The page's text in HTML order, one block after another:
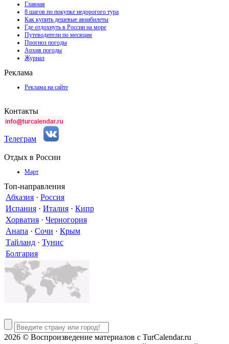
Главная
8 шагов по покупке недорогого тура
Как купить дешевые авиабилеты
Где отдохнуть в России на море
Путеводители по месяцам
Прогноз погоды
Архив погоды
Журнал
Реклама
Реклама на сайте
Контакты
Телеграм
Отдых в России
Март
Топ-направления
Абхазия · Россия
Испания · Италия · Кипр
Хорватия · Черногория
Анапа · Сочи · Крым
Тайланд · Тунис
Болгария
2026 © Воспроизведение материалов c TurCalendar.ru